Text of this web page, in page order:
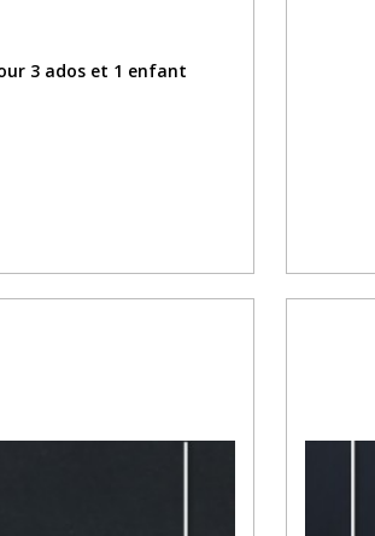
3 ados et 1 enfant